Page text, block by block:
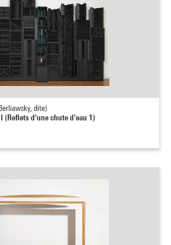
dite)
(Reflets d'une chute d'eau 1)